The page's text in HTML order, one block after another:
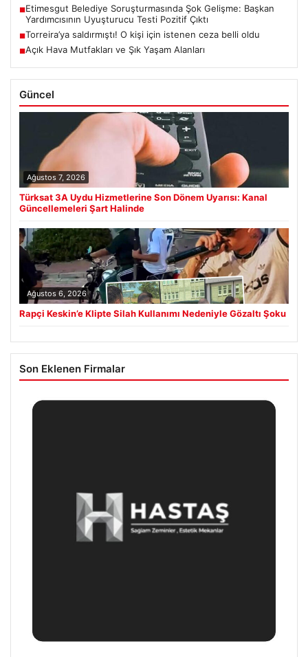
■Etimesgut Belediye Soruşturmasında Şok Gelişme: Başkan
Yardımcısının Uyuşturucu Testi Pozitif Çıktı
■Torreira’ya saldırmıştı! O kişi için istenen ceza belli oldu
■Açık Hava Mutfakları ve Şık Yaşam Alanları
Güncel
Ağustos 7, 2026
Türksat 3A Uydu Hizmetlerine Son Dönem Uyarısı: Kanal
Güncellemeleri Şart Halinde
Ağustos 6, 2026
Rapçi Keskin’e Klipte Silah Kullanımı Nedeniyle Gözaltı Şoku
Son Eklenen Firmalar